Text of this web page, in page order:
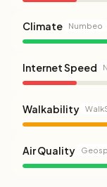
Climate Numbeo
Internet Speed
Walkability
Air Quality